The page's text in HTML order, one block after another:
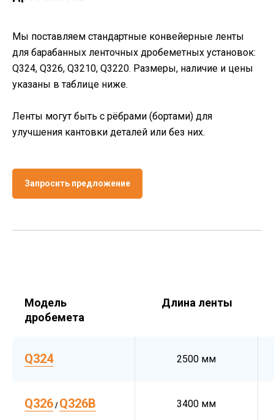
Мы поставляем стандартные конвейерные ленты
для барабанных ленточных дробеметных установок:
Q324, Q326, Q3210, Q3220. Размеры, наличие и цены
указаны в таблице ниже.
Ленты могут быть с рёбрами (бортами) для
улучшения кантовки деталей или без них.
Запросить предложение
Модель
дробемета
Длина ленты
Q324 2500 мм
Q326 / Q326B 3400 мм